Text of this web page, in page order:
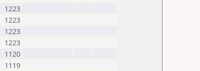
1223
1223
1223
1223
1120
1119